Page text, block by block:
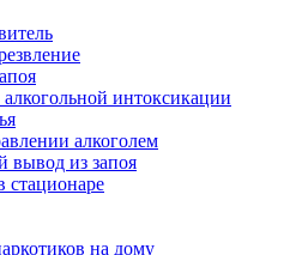
интоксикации
алкоголем
вывод из запоя
стационаре
на дому